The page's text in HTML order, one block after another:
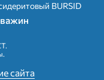
BURSID
сайта